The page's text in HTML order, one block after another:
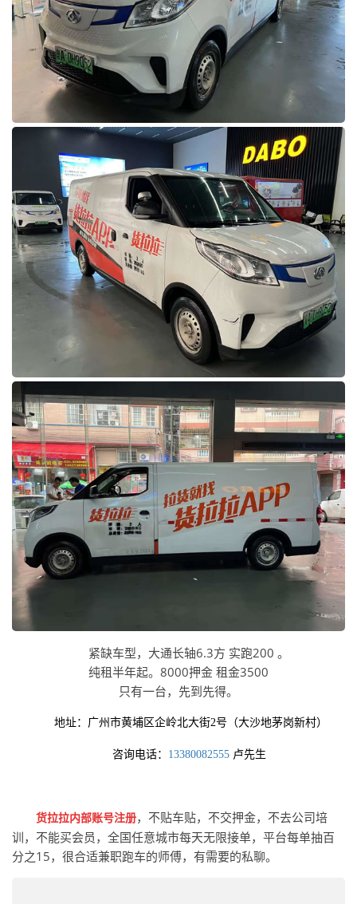
紧缺车型，大通长轴6.3方 实跑200 。
纯租半年起。8000押金 租金3500
只有一台，先到先得。
地址：广州市黄埔区企岭北大街2号（大沙地茅岗新村）
咨询电话： 13380082555卢先生
货拉拉内部账号注册，不贴车贴，不交押金，不去公司培
训，不能买会员，全国任意城市每天无限接单，平台每单抽百
分之15，很合适兼职跑车的师傅，有需要的私聊。